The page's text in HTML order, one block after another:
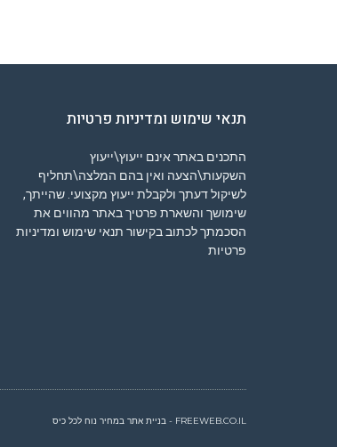
תנאי שימוש ומדיניות פרטיות
התכנים באתר אינם ייעוץ\ייעוץ
השקעות\הצעה ואין בהם המלצה\תחליף
לשיקול דעתך ולקבלת ייעוץ מקצועי. שהייתך,
שימושך והשארת פרטיך באתר מהווים את
הסכמתך לכתוב בקישור תנאי שימוש ומדיניות
פרטיות
FREEWEB.CO.IL - בניית אתר במחיר נוח לכל כיס